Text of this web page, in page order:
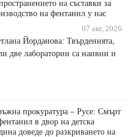
на съставки за
на фентанил у нас
07 авг, 2026
Йорданова: Твърденията,
две лаборатории са наивни и
прокуратура – Русе: Смърт
в двор на детска
доведе до разкриването на